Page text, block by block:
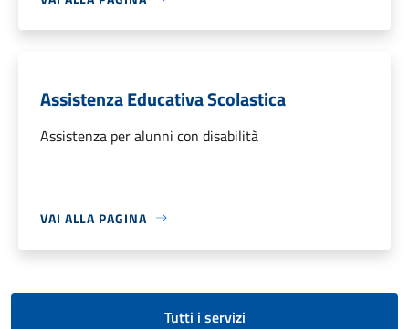
Assistenza Educativa Scolastica
Assistenza per alunni con disabilità
VAI ALLA PAGINA
Tutti i servizi